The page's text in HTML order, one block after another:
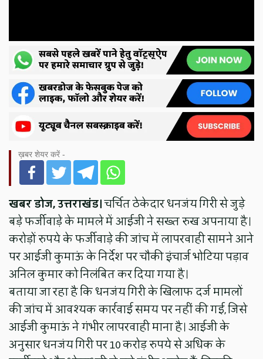
ख़बर शेयर करें -
खबर डोज, उत्तराखंड।चर्चित ठेकेदार धनजंय गिरी से जुड़े
बड़े फर्जीवाड़े के मामले में आईजी ने सख्त रुख अपनाया है।
करोड़ों रुपये के फर्जीवाड़े की जांच में लापरवाही सामने आने
पर आईजी कुमाऊं के निर्देश पर चौकी इंचार्ज भोटिया पड़ाव
अनिल कुमार को निलंबित कर दिया गया है।
बताया जा रहा है कि धनजंय गिरी के खिलाफ दर्ज मामलों
की जांच में आवश्यक कार्रवाई समय पर नहीं की गई, जिसे
आईजी कुमाऊं ने गंभीर लापरवाही माना है। आईजी के
अनुसार धनजंय गिरी पर 10 करोड़ रुपये से अधिक के